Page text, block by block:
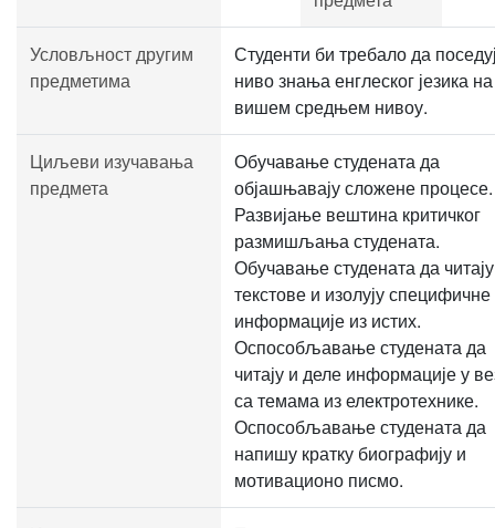
Условљност другим
предметима
Студенти би требало да
ниво знања енглеског језика на
вишем средњем нивоу.
Циљеви изучавања
предмета
Обучавање студената да
објашњавају сложене процесе.
Развијање вештина критичког
размишљања студената.
Обучавање студената да читају
текстове и изолују специфичне
информације из истих.
Оспособљавање студената да
читају и деле информације у
са темама из електротехнике.
Оспособљавање студената да
напишу кратку биографију и
мотивационо писмо.